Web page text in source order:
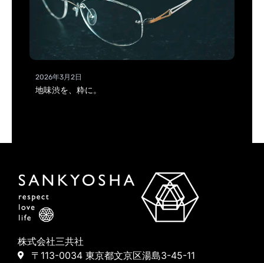
2026年3月2日
地味渋を、粋に。
株式会社三共社
〒113-0034 東京都文京区湯島3-45-11